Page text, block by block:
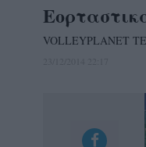
VOLLEYPLANET